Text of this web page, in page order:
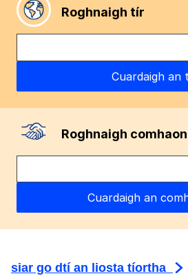
Roghnaigh tír
Roghnaigh
siar go dtí an liosta tíortha